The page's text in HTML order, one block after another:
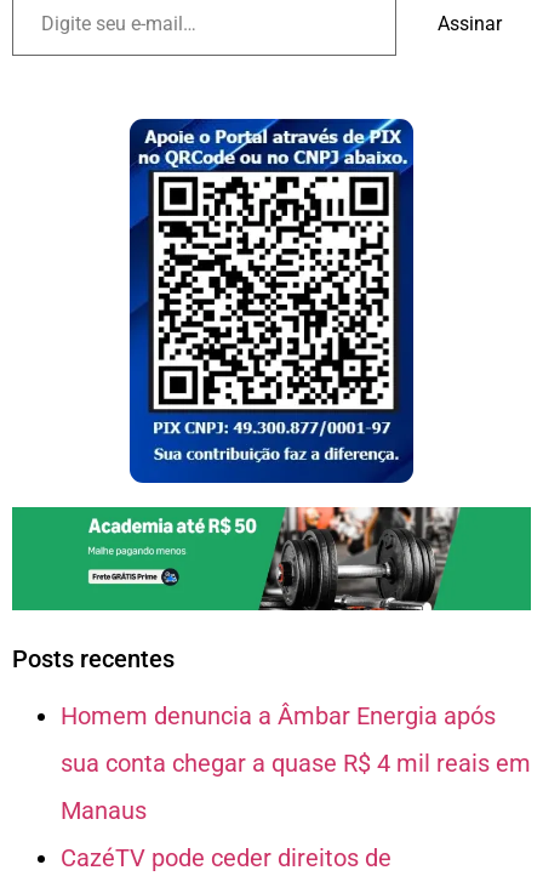
Assinar
Posts recentes
Homem denuncia a Âmbar Energia após
sua conta chegar a quase R$ 4 mil reais em
Manaus
CazéTV pode ceder direitos de